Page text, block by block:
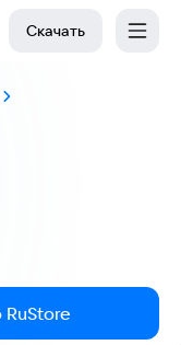
Скачать